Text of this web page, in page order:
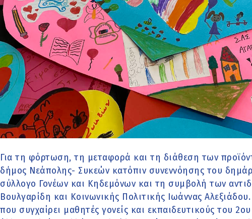
Για τη φόρτωση, τη μεταφορά και τη διάθεση των
δήμος Νεάπολης- Συκεών κατόπιν συνεννόησης του
σύλλογο Γονέων και Κηδεμόνων και τη συμβολή των
Βουλγαρίδη και Κοινωνικής Πολιτικής Ιωάννας
που συγχαίρει μαθητές γονείς και εκπαιδευτικούς του